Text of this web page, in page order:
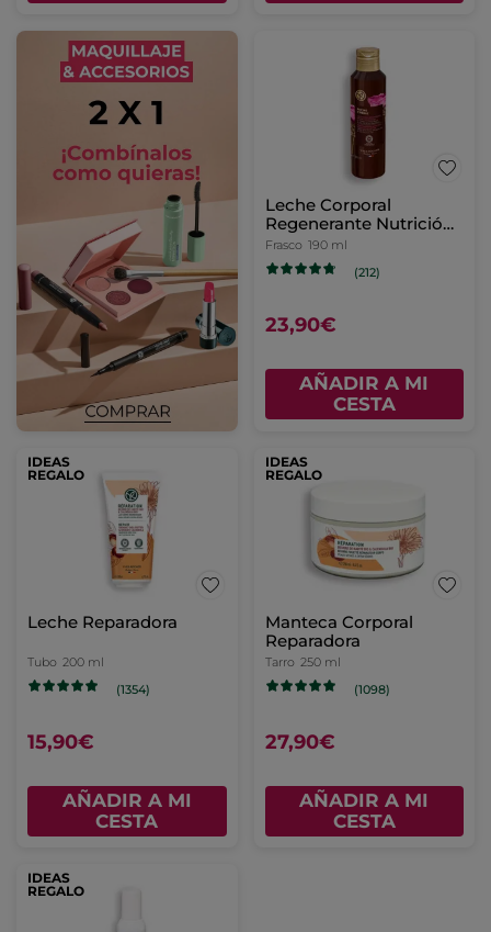
Leche Corporal
Regenerante Nutrición
Intensa
Frasco 190 ml
(212)
23,90€
AÑADIR A MI
CESTA
IDEAS
REGALO
Leche Reparadora
Tubo 200 ml
(1354)
15,90€
AÑADIR A MI
CESTA
IDEAS
REGALO
Manteca Corporal
Reparadora
Tarro 250 ml
(1098)
27,90€
AÑADIR A MI
CESTA
IDEAS
REGALO